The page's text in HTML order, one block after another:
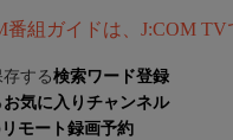
番組ガイドは、J:COM
存する検索ワード登録
お気に入りチャンネル
リモート録画予約